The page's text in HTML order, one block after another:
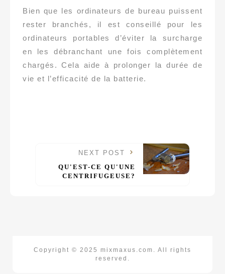
Bien que les ordinateurs de bureau puissent
rester branchés, il est conseillé pour les
ordinateurs portables d’éviter la surcharge
en les débranchant une fois complètement
chargés. Cela aide à prolonger la durée de
vie et l’efficacité de la batterie.
NEXT POST
QU'EST-CE QU'UNE
CENTRIFUGEUSE?
Copyright © 2025 mixmaxus.com. All rights
reserved.